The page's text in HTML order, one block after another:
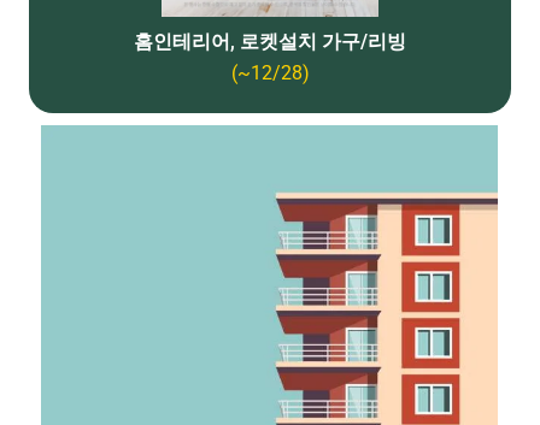
홈인테리어, 로켓설치 가구/리빙
(~12/28)